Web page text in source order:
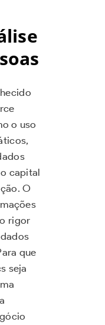
o uso
capital
O
rigor
que
seja